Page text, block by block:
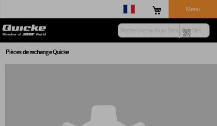
Menu
Pièces de rechange Quicke